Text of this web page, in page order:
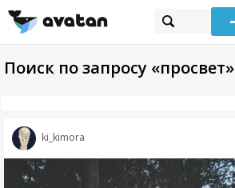
Поиск по запросу «просвет»
ki_kimora